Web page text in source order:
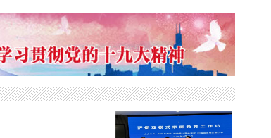
桥中心小学开展为儿童送健康主题活动